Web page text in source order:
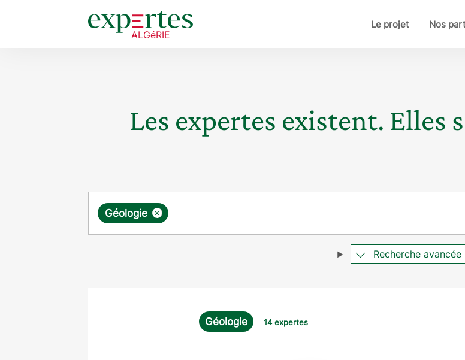
Le projet Nos
Les expertes existent. Elles
Requête
×
Géologie
Recherche avancée
Géologie 14 expertes